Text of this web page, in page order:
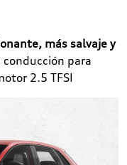
más salvaje y
conducción para
2.5 TFSI